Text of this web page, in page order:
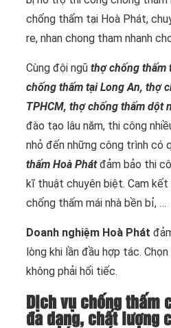
chống thấm tại Hoà Phát,
re, nhan chong tham nhanh
Cùng đội ngũ thợ chống thấm
chống thấm tại Long An, thợ
TPHCM, thợ chống thấm dột
đào tạo lâu năm, thi công
nhỏ đến những công trình có
thấm Hoà Phátđảm bảo thi
kĩ thuật chuyên biệt. Cam
chống thấm mái nhà bền bỉ, …
Doanh nghiệm Hoà Phát
lòng khi lần đầu hợp tác.
không phải hối tiếc.
Dịch vụ chống thấm
đa dạng, chất lượng